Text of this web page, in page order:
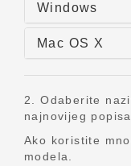
Windows
Mac OS X
2. Odaberite
najnovijeg
Ako koristite
modela.